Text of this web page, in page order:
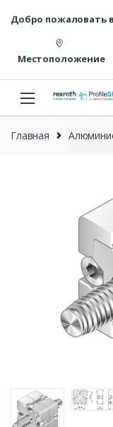
содержанию
Добро пожаловать
Местоположение
Главная